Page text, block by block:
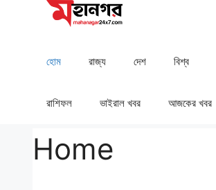
হোম রাজ্য দেশ ⁠বিশ্ব
রাশিফল ⁠⁠ভাইরাল খবর আজকের খবর
Home